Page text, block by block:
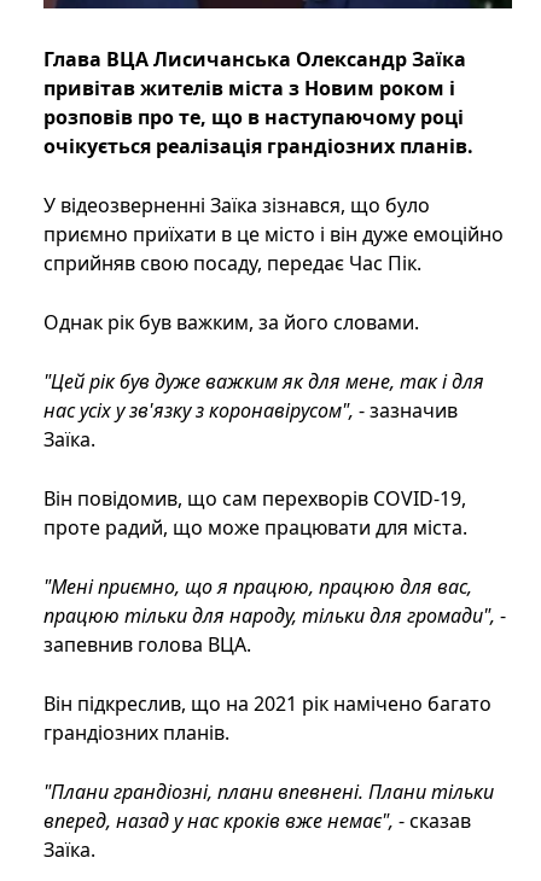
Глава ВЦА Лисичанська Олександр Заїка
привітав жителів міста з Новим роком і
розповів про те, що в наступаючому році
очікується реалізація грандіозних планів.
У відеозверненні Заїка зізнався, що було
приємно приїхати в це місто і він дуже емоційно
сприйняв свою посаду, передає Час Пік.
Однак рік був важким, за його словами.
"Цей рік був дуже важким як для мене, так і для
нас усіх у зв'язку з коронавірусом", - зазначив
Заїка.
Він повідомив, що сам перехворів COVID-19,
проте радий, що може працювати для міста.
"Мені приємно, що я працюю, працюю для вас,
працюю тільки для народу, тільки для громади", -
запевнив голова ВЦА.
Він підкреслив, що на 2021 рік намічено багато
грандіозних планів.
"Плани грандіозні, плани впевнені. Плани тільки
вперед, назад у нас кроків вже немає", - сказав
Заїка.